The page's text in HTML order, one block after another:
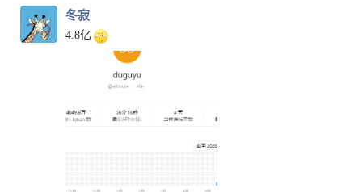
创新，提出一些新概念，比如 “如何将乔装化妆的犯罪
分子，进行身份识别关联” 等等，在原有能力基础上，
进行提升。
这期间，我的工资从 17000 涨到了 27000。
但，容错率还真的就是这么来的。
当时一个屁都不懂的小白，拿着一份材料，就去市局讲
课了。
第一次走进市局会议室的那感觉，到现在，我都不会
冬寂
4.8亿